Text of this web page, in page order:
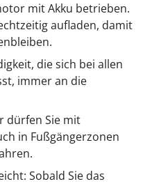
mit Akku betrieben.
aufladen, damit
die sich bei allen
immer an die
dürfen Sie mit
in Fußgängerzonen
Sobald Sie das